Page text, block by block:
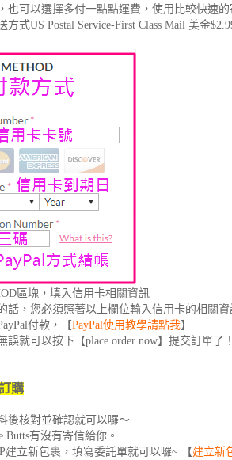
也可以選擇多付一點點運費，使用比較快速
式US Postal Service-First Class Mail 美金
區塊，填入信用卡相關資訊
話，您必須照著以上欄位輸入信用卡的相關資
付款，【PayPal使用教學請點我】
誤就可以按下【place order now】提交訂單了
購
後核對並確認就可以囉～
有沒有寄信給你。
建立新包裹，填寫委託單就可以囉~ 【建立新